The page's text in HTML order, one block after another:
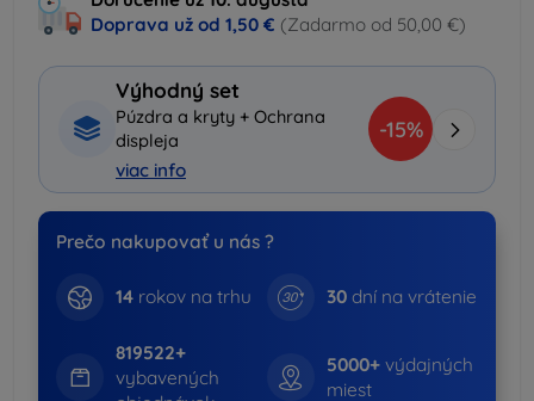
Doprava už od 1,50 € (Zadarmo od 50,00 €)
Výhodný set
Púzdra a kryty + Ochrana
displeja
viac info
-15%
Prečo nakupovať u nás ?
14rokov na trhu 30 dní na vrátenie
819522+
vybavených
5000+ výdajných
miest